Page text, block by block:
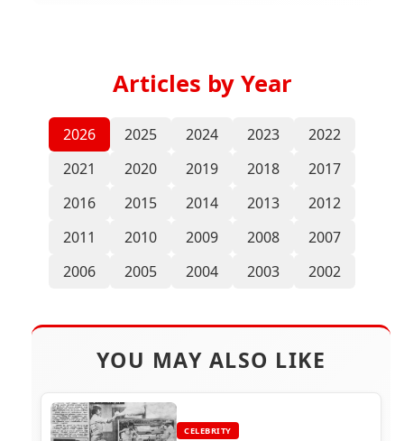
Articles by Year
2026 2025 2024 2023
2022
2021
2020 2019 2018
2017
2016
2015 2014 2013
2012
2011
2010 2009 2008
2007
2006
2005 2004 2003 2002
YOU MAY ALSO LIKE
CELEBRITY